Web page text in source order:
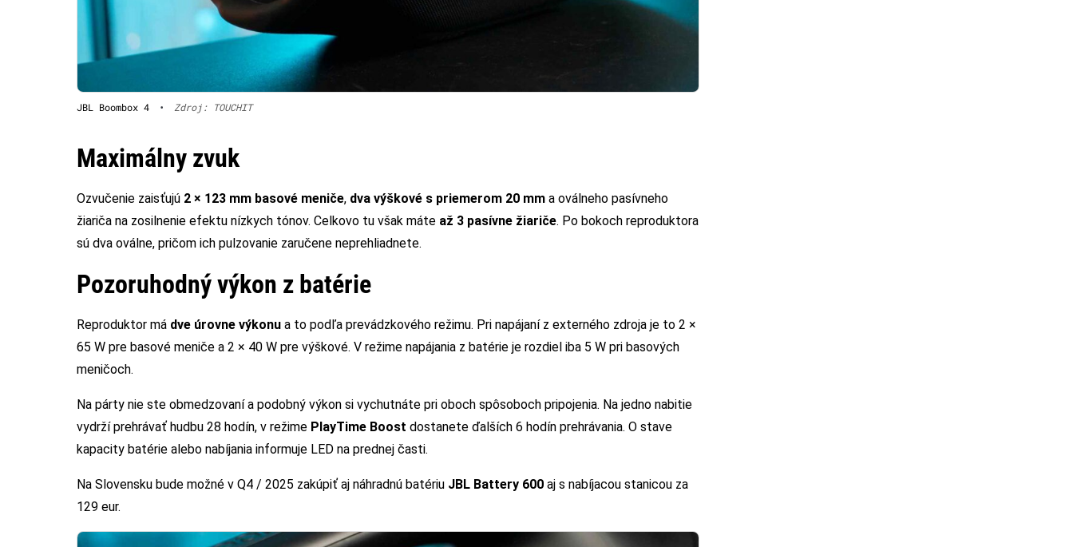
JBL Boombox 4 • Zdroj: TOUCHIT
Maximálny zvuk
Ozvučenie zaisťujú 2 × 123 mm basové meniče, dva výškové s priemerom 20 mm a oválneho pasívneho
žiariča na zosilnenie efektu nízkych tónov. Celkovo tu však máte až 3 pasívne žiariče. Po bokoch reproduktora
sú dva oválne, pričom ich pulzovanie zaručene neprehliadnete.
Pozoruhodný výkon z batérie
Reproduktor má dve úrovne výkonu a to podľa prevádzkového režimu. Pri napájaní z externého zdroja je to 2 ×
65 W pre basové meniče a 2 × 40 W pre výškové. V režime napájania z batérie je rozdiel iba 5 W pri basových
meničoch.
Na párty nie ste obmedzovaní a podobný výkon si vychutnáte pri oboch spôsoboch pripojenia. Na jedno nabitie
vydrží prehrávať hudbu 28 hodín, v režime PlayTime Boost dostanete ďalších 6 hodín prehrávania. O stave
kapacity batérie alebo nabíjania informuje LED na prednej časti.
Na Slovensku bude možné v Q4 / 2025 zakúpiť aj náhradnú batériu JBL Battery 600 aj s nabíjacou stanicou za
129 eur.